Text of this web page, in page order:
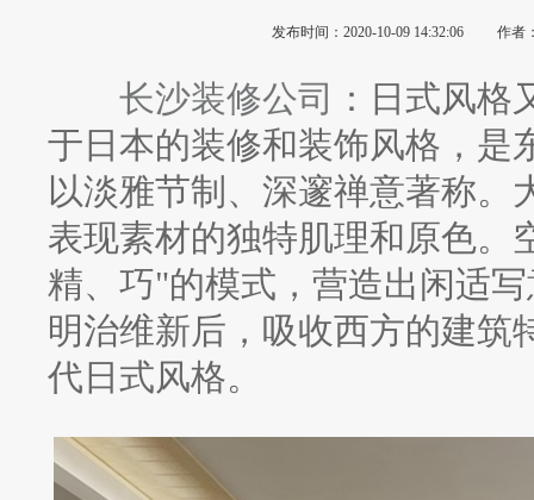
发布时间：2020-10-09 14:32:06 作者
长沙装修公司 ：日式风
于日本的装修和装饰风格，是
以淡雅节制、深邃禅意著称。
表现素材的独特肌理和原色。
精、巧"的模式，营造出闲适
明治维新后，吸收西方的建筑
代日式风格。